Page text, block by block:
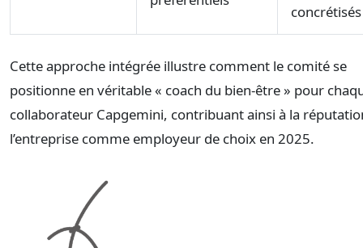
concrétisés
Cette approche intégrée illustre comment le comité se
positionne en véritable « coach du bien-être » pour
collaborateur Capgemini, contribuant ainsi à la
l’entreprise comme employeur de choix en 2025.